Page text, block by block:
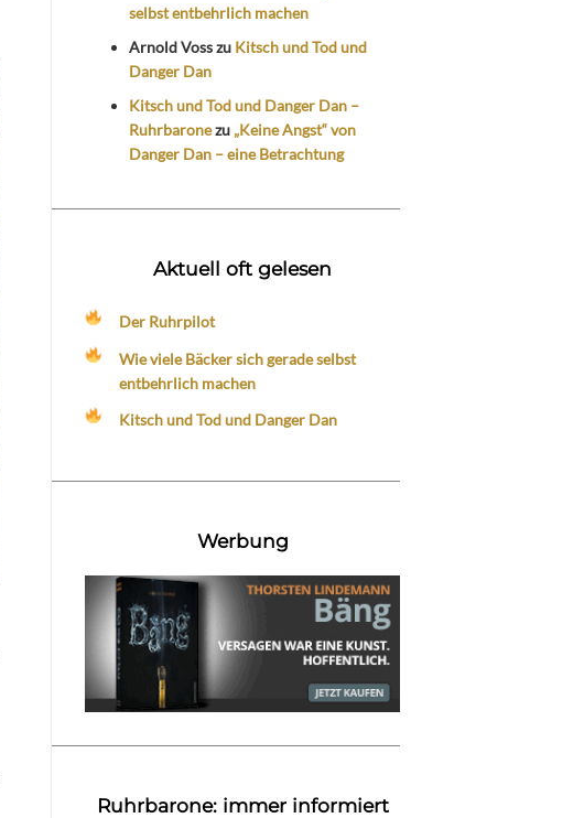
selbst entbehrlich machen
Arnold Vosszu Kitsch und Tod und
Danger Dan
Kitsch und Tod und Danger Dan –
Ruhrbaronezu „Keine Angst“ von
Danger Dan – eine Betrachtung
Aktuell oft gelesen
Der Ruhrpilot
Wie viele Bäcker sich gerade selbst
entbehrlich machen
Kitsch und Tod und Danger Dan
Werbung
Ruhrbarone: immer informiert